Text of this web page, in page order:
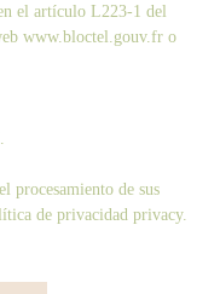
el artículo L223-1 del
www.bloctel.gouv.fr o
procesamiento de sus
de privacidad privacy.